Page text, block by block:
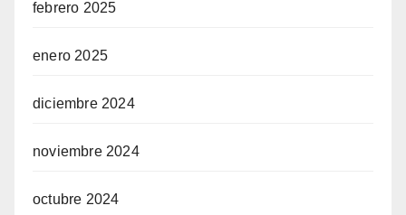
febrero 2025
enero 2025
diciembre 2024
noviembre 2024
octubre 2024